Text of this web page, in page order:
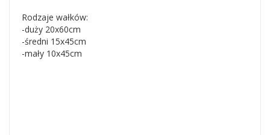
Rodzaje wałków:
-duży 20x60cm
-średni 15x45cm
-mały 10x45cm